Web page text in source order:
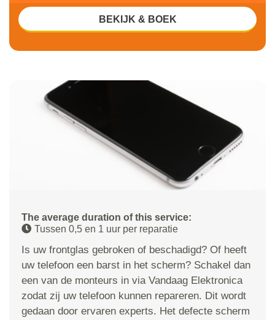
The average duration of this service:
Tussen 0,5 en 1 uur per reparatie
Is uw frontglas gebroken of beschadigd? Of heeft
uw telefoon een barst in het scherm? Schakel dan
een van de monteurs in via Vandaag Elektronica
zodat zij uw telefoon kunnen repareren. Dit wordt
gedaan door ervaren experts. Het defecte scherm
BEKIJK & BOEK